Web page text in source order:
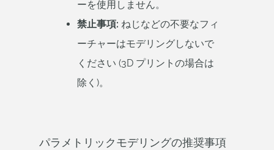
ーを使用しません。
禁止事項: ねじなどの不要なフィ
ーチャーはモデリングしないで
ください (3D プリントの場合は
除く)。
パラメトリックモデリングの推奨事項